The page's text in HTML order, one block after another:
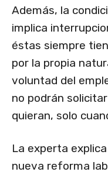
Además, la
implica
éstas siempre
por la propia
voluntad del
no podrán
quieran, solo
La experta
nueva reforma